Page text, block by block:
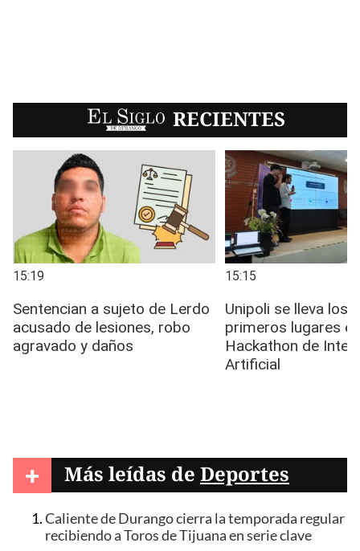
EL SIGLO RECIENTES
+ Más leídas de Deportes
Caliente de Durango cierra la temporada regular
recibiendo a Toros de Tijuana en serie clave